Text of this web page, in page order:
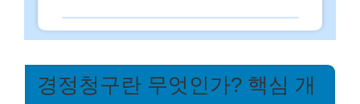
경정청구란 무엇인가? 핵심 개